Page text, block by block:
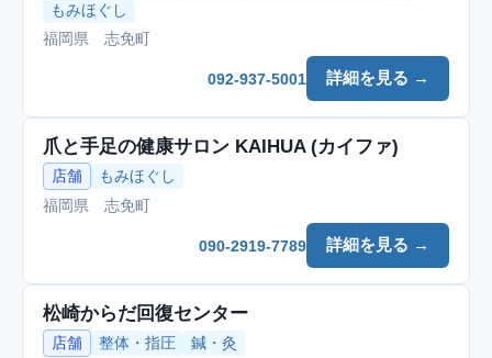
もみほぐし
福岡県 志免町
詳細を見る →
092-937-5001
爪と手足の健康サロン KAIHUA (カイファ)
店舗
もみほぐし
福岡県 志免町
詳細を見る →
090-2919-7789
松崎からだ回復センター
店舗 整体・指圧
鍼・灸